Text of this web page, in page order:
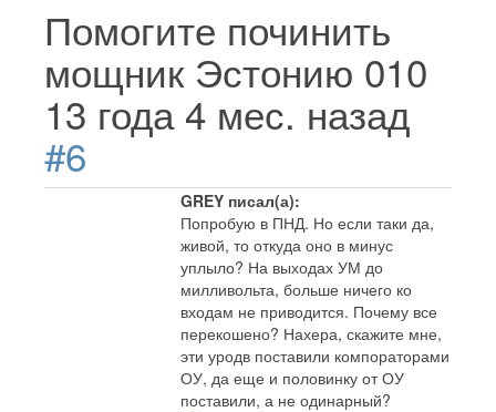
Помогите починить
мощник Эстонию 010
13 года 4 мес. назад
#6
GREY писал(а):
Попробую в ПНД. Но если таки да,
живой, то откуда оно в минус
уплыло? На выходах УМ до
милливольта, больше ничего ко
входам не приводится. Почему все
перекошено? Нахера, скажите мне,
эти уродв поставили компораторами
ОУ, да еще и половинку от ОУ
поставили, а не одинарный?